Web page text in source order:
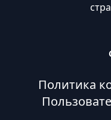
Политика